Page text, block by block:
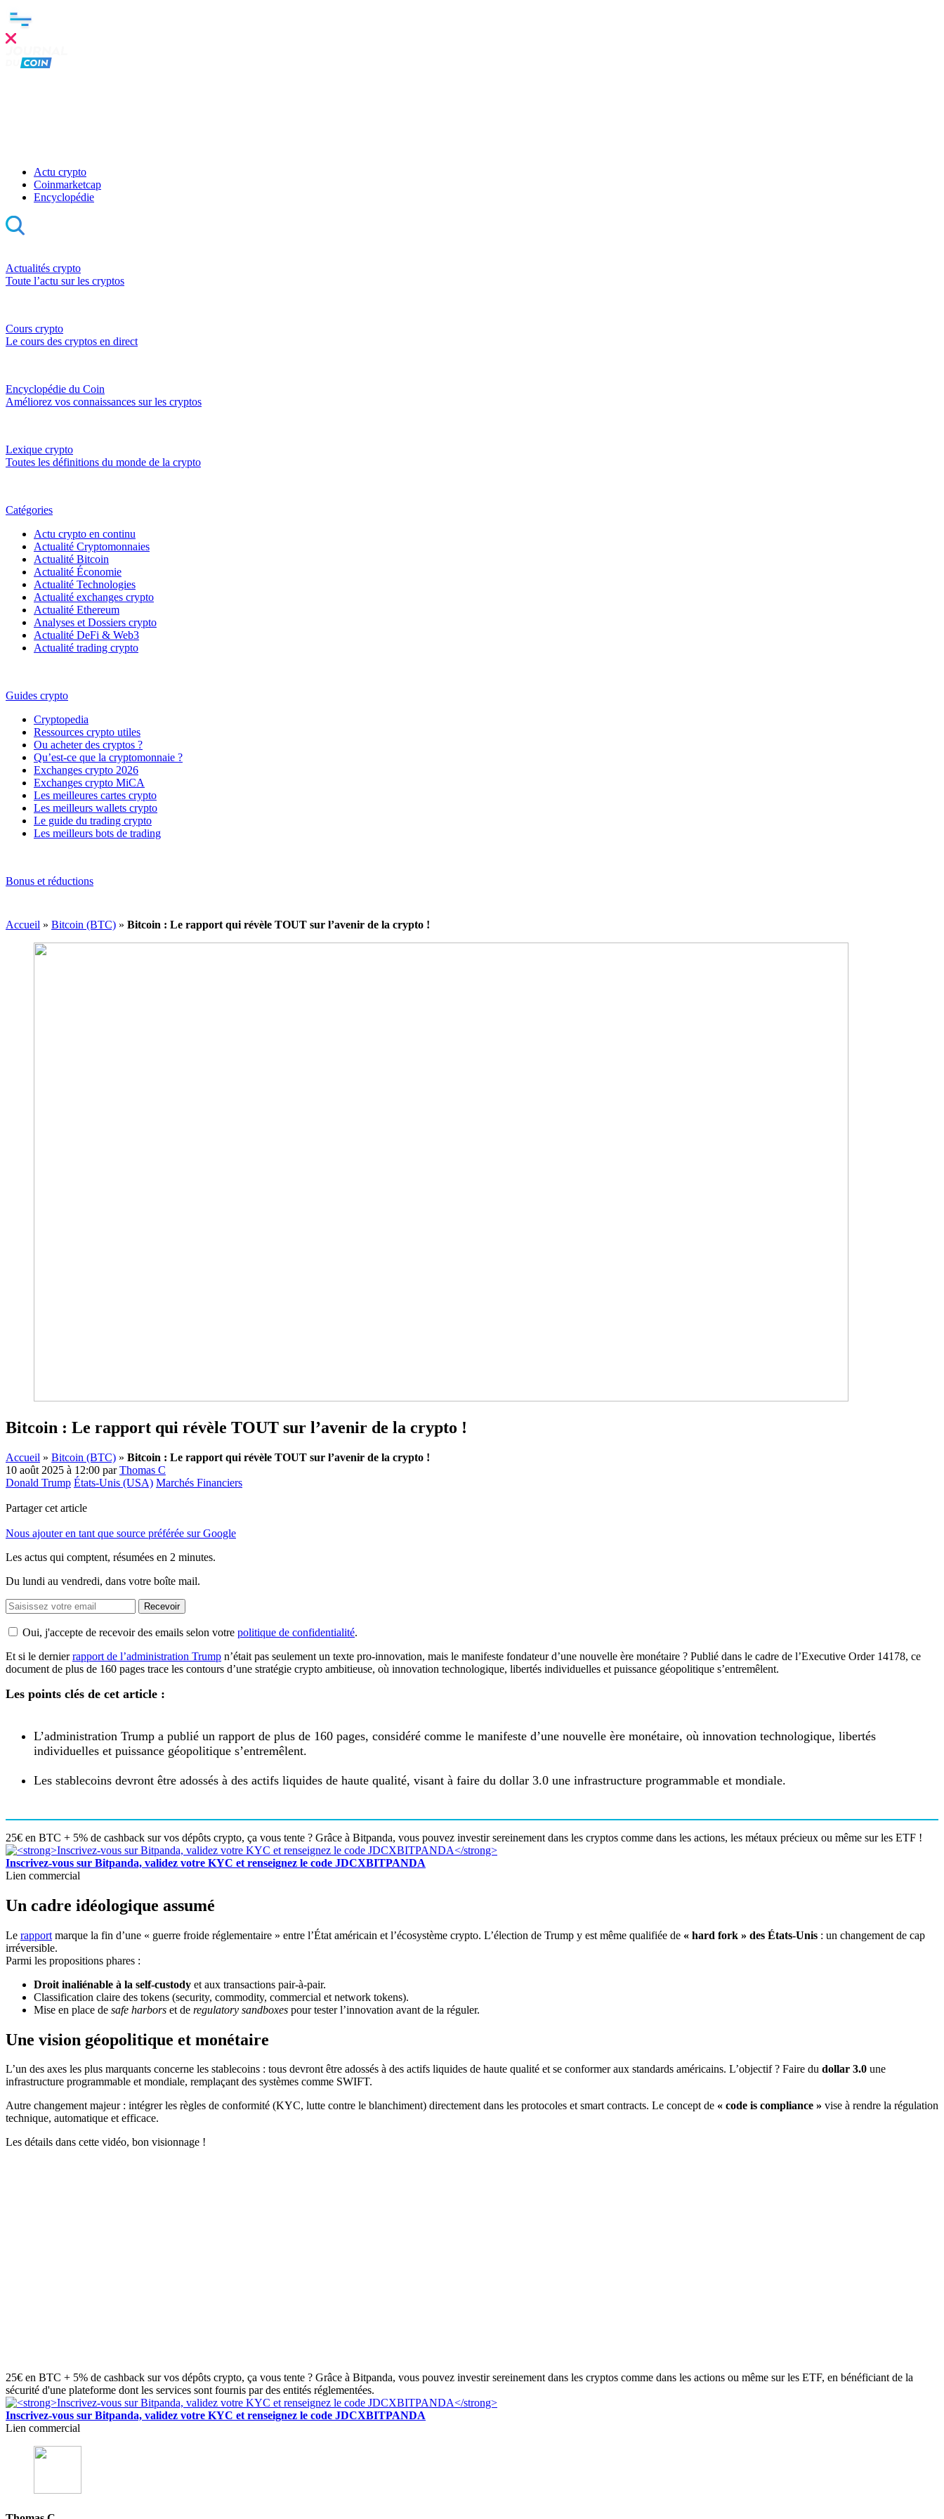
Actu crypto
Coinmarketcap
Encyclopédie
Actualités crypto
Toute l’actu sur les cryptos
Cours crypto
Le cours des cryptos en direct
Encyclopédie du Coin
Améliorez vos connaissances sur les cryptos
Lexique crypto
Toutes les définitions du monde de la crypto
Catégories
Actu crypto en continu
Actualité Cryptomonnaies
Actualité Bitcoin
Actualité Économie
Actualité Technologies
Actualité exchanges crypto
Actualité Ethereum
Analyses et Dossiers crypto
Actualité DeFi & Web3
Actualité trading crypto
Guides crypto
Cryptopedia
Ressources crypto utiles
Ou acheter des cryptos ?
Qu’est-ce que la cryptomonnaie ?
Exchanges crypto 2026
Exchanges crypto MiCA
Les meilleures cartes crypto
Les meilleurs wallets crypto
Le guide du trading crypto
Les meilleurs bots de trading
Bonus et réductions
Accueil » Bitcoin (BTC) » Bitcoin : Le rapport qui révèle TOUT sur l’avenir de la crypto !
Bitcoin : Le rapport qui révèle TOUT sur l’avenir de la crypto !
Accueil » Bitcoin (BTC) » Bitcoin : Le rapport qui révèle TOUT sur l’avenir de la crypto !
10 août 2025 à 12:00 parThomas C
Donald Trump États-Unis (USA) Marchés Financiers
Partager cet article
Nous ajouter en tant que source préférée sur Google
Les actus qui comptent, résumées en 2 minutes.
Du lundi au vendredi, dans votre boîte mail.
Recevoir
Oui, j'accepte de recevoir des emails selon votre politique de confidentialité.
Et si le dernierrapport de l’administration Trump n’était pas seulement un texte pro-innovation, mais le manifeste fondateur d’une nouvelle ère monétaire ? Publié dans le cadre de l’Executive Order 14178, ce
document de plus de 160 pages trace les contours d’une stratégie crypto ambitieuse, où innovation technologique, libertés individuelles et puissance géopolitique s’entremêlent.
Les points clés de cet article :
L’administration Trump a publié un rapport de plus de 160 pages, considéré comme le manifeste d’une nouvelle ère monétaire, où innovation technologique, libertés
individuelles et puissance géopolitique s’entremêlent.
Les stablecoins devront être adossés à des actifs liquides de haute qualité, visant à faire du dollar 3.0 une infrastructure programmable et mondiale.
25€ en BTC + 5% de cashback sur vos dépôts crypto, ça vous tente ? Grâce à Bitpanda, vous pouvez investir sereinement dans les cryptos comme dans les actions, les métaux précieux ou même sur les ETF !
Inscrivez-vous sur Bitpanda, validez votre KYC et renseignez le code JDCXBITPANDA
Lien commercial
Un cadre idéologique assumé
Le rapport marque la fin d’une « guerre froide réglementaire » entre l’État américain et l’écosystème crypto. L’élection de Trump y est même qualifiée de « hard fork » des États-Unis : un changement de cap
irréversible.
Parmi les propositions phares :
Droit inaliénable à la self-custody et aux transactions pair-à-pair.
Classification claire des tokens (security, commodity, commercial et network tokens).
Mise en place de safe harbors et de regulatory sandboxes pour tester l’innovation avant de la réguler.
Une vision géopolitique et monétaire
L’un des axes les plus marquants concerne les stablecoins : tous devront être adossés à des actifs liquides de haute qualité et se conformer aux standards américains. L’objectif ? Faire du dollar 3.0 une
infrastructure programmable et mondiale, remplaçant des systèmes comme SWIFT.
Autre changement majeur : intégrer les règles de conformité (KYC, lutte contre le blanchiment) directement dans les protocoles et smart contracts. Le concept de « code is compliance » vise à rendre la régulation
technique, automatique et efficace.
Les détails dans cette vidéo, bon visionnage !
25€ en BTC + 5% de cashback sur vos dépôts crypto, ça vous tente ? Grâce à Bitpanda, vous pouvez investir sereinement dans les cryptos comme dans les actions ou même sur les ETF, en bénéficiant de la
sécurité d'une plateforme dont les services sont fournis par des entités réglementées.
Inscrivez-vous sur Bitpanda, validez votre KYC et renseignez le code JDCXBITPANDA
Lien commercial